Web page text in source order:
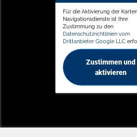
Für die Aktivierung der
Navigationsdienste ist Ihre
Zustimmung zu den
Datenschutzrichtlinien vom
Drittanbieter Google LLC
Zustimmen und
aktivieren